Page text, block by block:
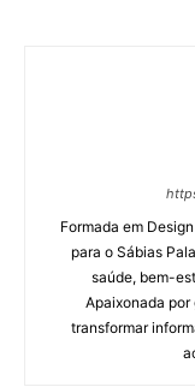
Formada em
para o Sábias
saúde, bem-
Apaixonada
transformar